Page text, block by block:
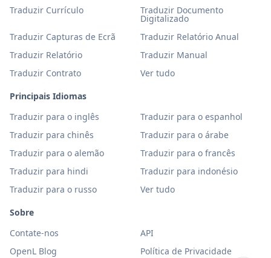
Traduzir Currículo Traduzir Documento
Digitalizado
Traduzir Capturas de Ecrã
Traduzir Relatório Anual
Traduzir Relatório
Traduzir Manual
Traduzir Contrato
Ver tudo
Principais Idiomas
Traduzir para o inglês
Traduzir para o espanhol
Traduzir para chinês
Traduzir para o árabe
Traduzir para o alemão
Traduzir para o francês
Traduzir para hindi
Traduzir para indonésio
Traduzir para o russo
Ver tudo
Sobre
Contate-nos
API
OpenL Blog
Política de Privacidade